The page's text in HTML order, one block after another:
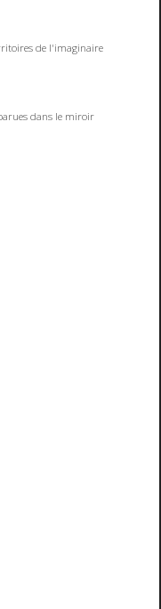
de l'imaginaire
dans le miroir